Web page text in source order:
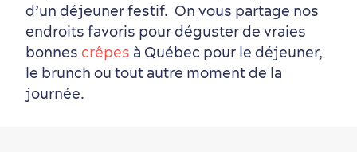
d’un déjeuner festif. On vous partage nos
endroits favoris pour déguster de vraies
bonnes crêpes à Québec pour le déjeuner,
le brunch ou tout autre moment de la
journée.